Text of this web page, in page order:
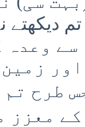
اور